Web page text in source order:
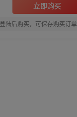
立即购买
陆后购买，可保存购买订单